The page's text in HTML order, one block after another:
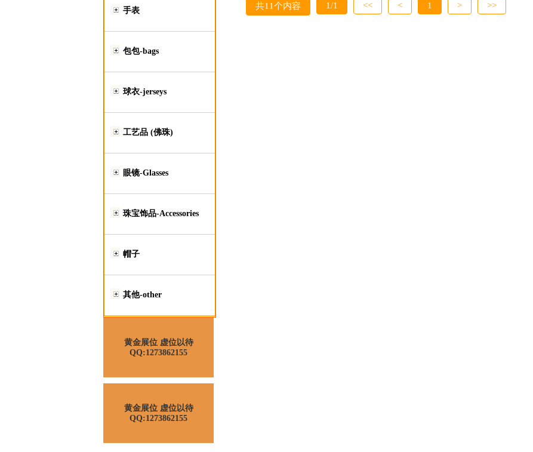
手表
包包-bags
球衣-jerseys
工艺品 (佛珠)
眼镜-Glasses
珠宝饰品-Accessories
帽子
其他-other
黄金展位 虚位以待
QQ:1273862155
黄金展位 虚位以待
QQ:1273862155
共11个内容 1/1 << < 1 > >>